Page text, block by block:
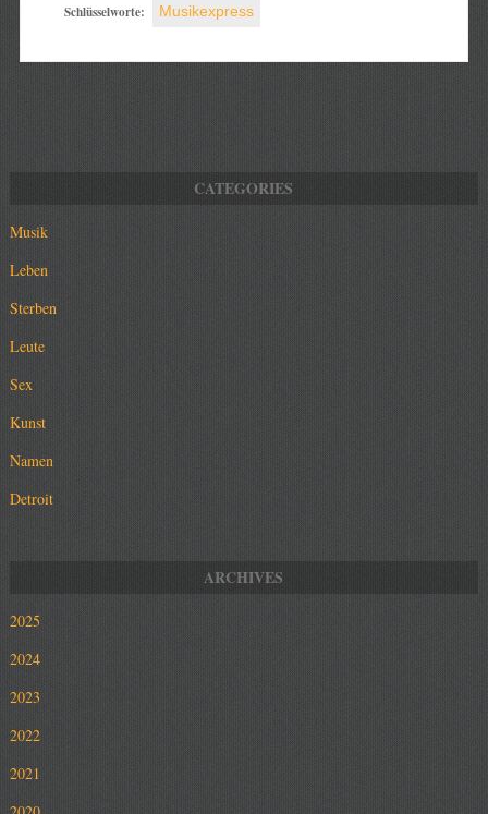
Schlüsselworte: Musikexpress
Musik
Leben
Sterben
Leute
Sex
Kunst
Namen
Detroit
2025
2024
2023
2022
2021